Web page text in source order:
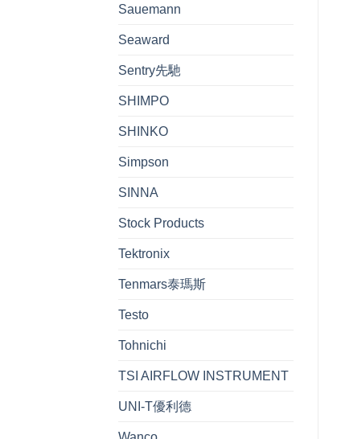
Sauemann
Seaward
Sentry先馳
SHIMPO
SHINKO
Simpson
SINNA
Stock Products
Tektronix
Tenmars泰瑪斯
Testo
Tohnichi
TSI AIRFLOW INSTRUMENT
UNI-T優利德